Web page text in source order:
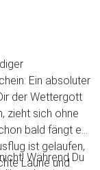
Ein absoluter
der Wettergott
zieht sich ohne
bald fängt es
ist gelaufen,
Laune und
Während Du